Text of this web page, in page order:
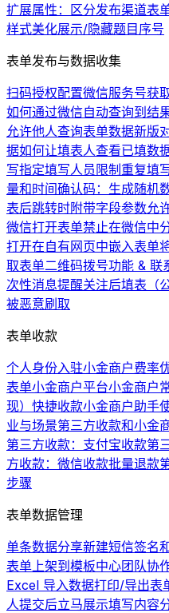
扩展属性：区分发布渠道表
样式美化展示/隐藏题目序号
表单发布与数据收集
扫码授权配置微信服务号获
如何通过微信自动查询到结
允许他人查询表单数据新版
据如何让填表人查看已填数
写指定填写人员限制重复填
量和时间确认码：生成随机
表后跳转时附带字段参数允
微信打开表单禁止在微信中
打开在自有网页中嵌入表单
取表单二维码拨号功能 & 联
次性消息提醒关注后填表（
被恶意刷取
表单收款
个人身份入驻小金商户费率
表单小金商户平台小金商户
现） 快捷收款小金商户助手
业与场景第三方收款和小金
第三方收款：支付宝收款第
方收款：微信收款批量退款
步骤
表单数据管理
单条数据分享新建短信签名
表单上架到模板中心团队协
Excel 导入数据打印/导出表
人提交后立马展示填写内容